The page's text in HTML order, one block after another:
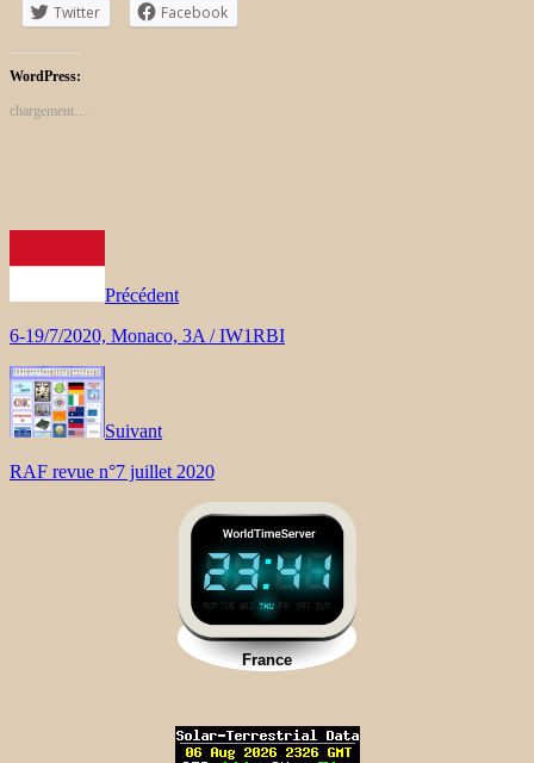
Twitter Facebook
WordPress:
chargement…
Précédent
6-19/7/2020, Monaco, 3A / IW1RBI
Suivant
RAF revue n°7 juillet 2020